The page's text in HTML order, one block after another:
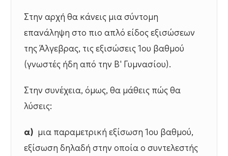
Στην αρχή θα κάνεις μια σύντομη
επανάληψη στο πιο απλό είδος εξισώσεων
της Άλγεβρας, τις εξισώσεις 1ου βαθμού
(γνωστές ήδη από την Β' Γυμνασίου).
Στην συνέχεια, όμως, θα μάθεις πώς θα
λύσεις:
α) μια παραμετρική εξίσωση 1ου βαθμού,
εξίσωση δηλαδή στην οποία ο συντελεστής